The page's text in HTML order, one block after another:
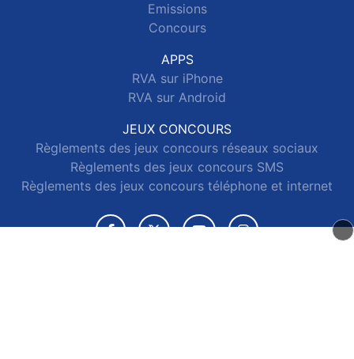
Emissions
Concours
APPS
RVA sur iPhone
RVA sur Android
JEUX CONCOURS
Règlements des jeux concours réseaux sociaux
Règlements des jeux concours SMS
Règlements des jeux concours téléphone et internet